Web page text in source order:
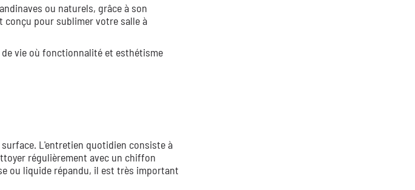
ou naturels, grâce à son
conçu pour sublimer votre salle à
de vie où fonctionnalité et esthétisme
L'entretien quotidien consiste à
régulièrement avec un chiffon
ou liquide répandu, il est très important